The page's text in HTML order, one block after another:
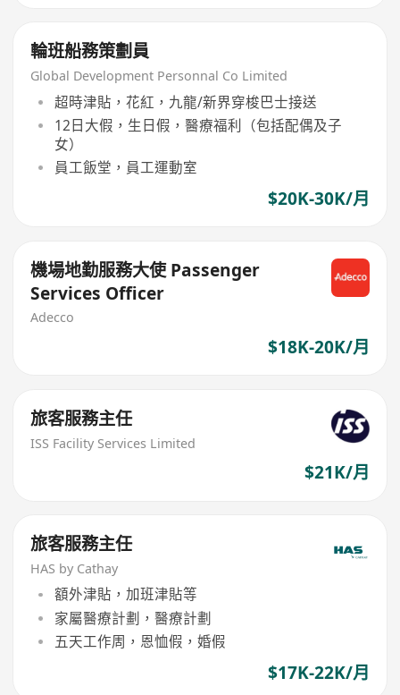
輪班船務策劃員
Global Development Personnal Co Limited
超時津貼，花紅，九龍/新界穿梭巴士接送
12日大假，生日假，醫療福利（包括配偶及子
女）
員工飯堂，員工運動室
$20K-30K/月
機場地勤服務大使 Passenger
Services Officer
Adecco
$18K-20K/月
旅客服務主任
ISS Facility Services Limited
$21K/月
旅客服務主任
HAS by Cathay
額外津貼，加班津貼等
家屬醫療計劃，醫療計劃
五天工作周，恩恤假，婚假
$17K-22K/月